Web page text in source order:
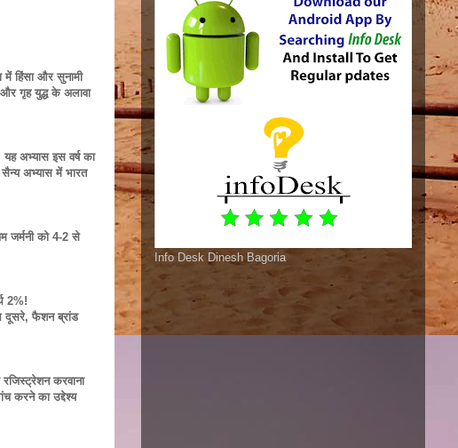
में हिंसा और सुनामी
गृह युद्ध के अलावा
अभ्यास इस वर्ष का
अभ्यास में भारत
जर्मनी को 4-2 से
2%!
दूसरे, फैशन ब्रांड
करवाना
करने का उद्देश्य
Info Desk Dinesh Bagoria